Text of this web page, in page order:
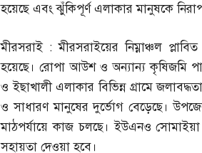
হয়েছে এবং ঝুঁকিপূর্ণ এলাকার মানুষকে
মীরসরাই :মীরসরাইয়ের নিম্নাঞ্চল
হয়েছে। রোপা আউশ ও অন্যান্য কৃষিজমি
ও ইছাখালী এলাকার বিভিন্ন গ্রামে
ও সাধারণ মানুষের দুর্ভোগ বেড়েছে।
মাঠপর্যায়ে কাজ চলছে। ইউএনও সোমাইয়া
সহায়তা দেওয়া হবে।